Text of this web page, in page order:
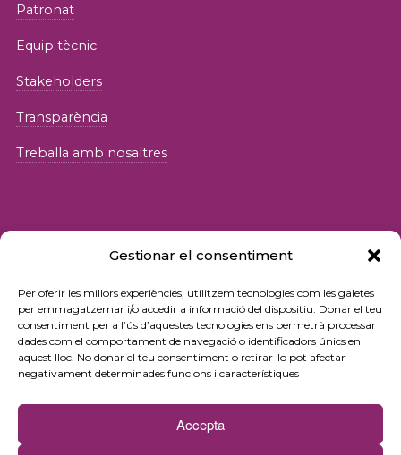
Gestionar el consentiment
Per oferir les millors experiències, utilitzem tecnologies com les galetes
per emmagatzemar i/o accedir a informació del dispositiu. Donar el teu
consentiment per a l’ús d’aquestes tecnologies ens permetrà processar
dades com el comportament de navegació o identificadors únics en
aquest lloc. No donar el teu consentiment o retirar-lo pot afectar
negativament determinades funcions i característiques
Accepta
Patronat
Equip tècnic
Stakeholders
Transparència
Treballa amb nosaltres
© 2026 Fundació iSocial
Política de privacitat
Condicions d’ús
Política de cookies
Contacte